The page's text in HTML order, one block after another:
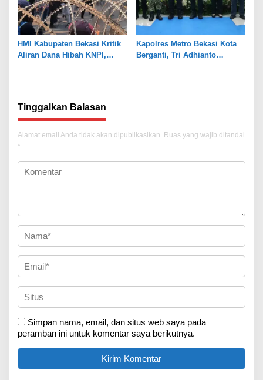
HMI Kabupaten Bekasi Kritik
Aliran Dana Hibah KNPI,
Kapolres Metro Bekasi Kota
Berganti, Tri Adhianto
Tinggalkan Balasan
Alamat email Anda tidak akan dipublikasikan. Ruas yang wajib ditandai
*
Simpan nama, email, dan situs web saya pada
peramban ini untuk komentar saya berikutnya.